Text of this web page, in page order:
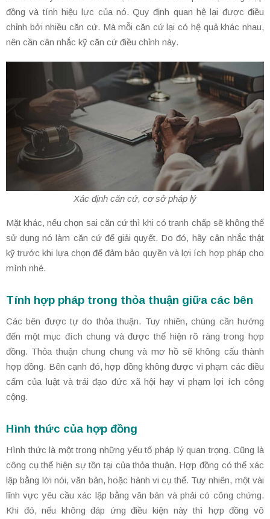
đồng và tính hiệu lực của nó. Quy định quan hệ lại được điều
chỉnh bởi nhiều căn cứ. Mà mỗi căn cứ lại có hệ quả khác nhau,
nên cần cân nhắc kỹ căn cứ điều chỉnh này.
Xác định căn cứ, cơ sở pháp lý
Mặt khác, nếu chọn sai căn cứ thì khi có tranh chấp sẽ không thể
sử dụng nó làm căn cứ để giải quyết. Do đó, hãy cân nhắc thật
kỹ trước khi lựa chọn để đảm bảo quyền và lợi ích hợp pháp cho
mình nhé.
Tính hợp pháp trong thỏa thuận giữa các bên
Các bên được tự do thỏa thuận. Tuy nhiên, chúng cần hướng
đến một mục đích chung và được thể hiện rõ ràng trong hợp
đồng. Thỏa thuận chung chung và mơ hồ sẽ không cấu thành
hợp đồng. Bên cạnh đó, hợp đồng không được vi phạm các điều
cấm của luật và trái đạo đức xã hội hay vi phạm lợi ích công
cộng.
Hình thức của hợp đồng
Hình thức là một trong những yếu tố pháp lý quan trọng. Cũng là
công cụ thể hiện sự tồn tại của thỏa thuận. Hợp đồng có thể xác
lập bằng lời nói, văn bản, hoặc hành vi cụ thể. Tuy nhiên, một vài
lĩnh vực yêu cầu xác lập bằng văn bản và phải có công chứng.
Khi đó, nếu không đáp ứng điều kiện này thì hợp đồng vô